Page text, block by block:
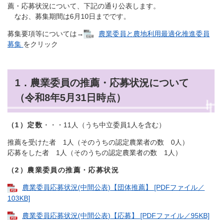
薦・応募状況について、下記の通り公表します。
なお、募集期間は6月10日までです。
募集要項等については→
農業委員と農地利用最適化推進委員
募集 をクリック
1．農業委員の推薦・応募状況について
（令和8年5月31日時点）
（1）定数 ・・・11人（うち中立委員1人を含む）
推薦を受けた者 1人（そのうちの認定農業者の数 0人）
応募をした者 1人（そのうちの認定農業者の数 1人）
（2）農業委員の推薦・応募状況
農業委員応募状況(中間公表)【団体推薦】 [PDFファイル／
103KB]
農業委員応募状況(中間公表)【応募】 [PDFファイル／95KB]